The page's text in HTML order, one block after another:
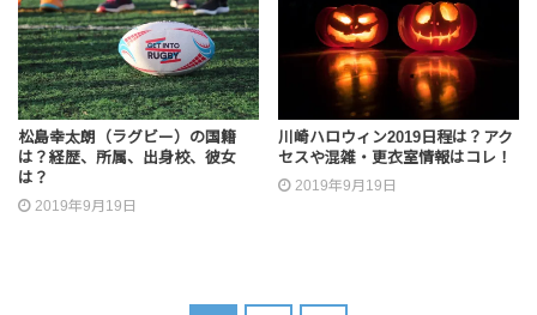
松島幸太朗（ラグビー）の国籍
は？経歴、所属、出身校、彼女
は？
2019年9月19日
川崎ハロウィン2019日程は？アク
セスや混雑・更衣室情報はコレ！
2019年9月19日